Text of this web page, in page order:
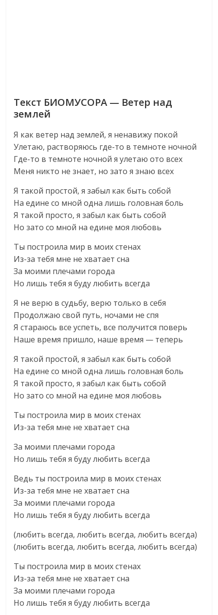
Текст БИОМУСОРА — Ветер над
землей
Я как ветер над землей, я ненавижу покой
Улетаю, растворяюсь где-то в темноте ночной
Где-то в темноте ночной я улетаю ото всех
Меня никто не знает, но зато я знаю всех
Я такой простой, я забыл как быть собой
На едине со мной одна лишь головная боль
Я такой просто, я забыл как быть собой
Но зато со мной на едине моя любовь
Ты построила мир в моих стенах
Из-за тебя мне не хватает сна
За моими плечами города
Но лишь тебя я буду любить всегда
Я не верю в судьбу, верю только в себя
Продолжаю свой путь, ночами не спя
Я стараюсь все успеть, все получится поверь
Наше время пришло, наше время — теперь
Я такой простой, я забыл как быть собой
На едине со мной одна лишь головная боль
Я такой просто, я забыл как быть собой
Но зато со мной на едине моя любовь
Ты построила мир в моих стенах
Из-за тебя мне не хватает сна
За моими плечами города
Но лишь тебя я буду любить всегда
Ведь ты построила мир в моих стенах
Из-за тебя мне не хватает сна
За моими плечами города
Но лишь тебя я буду любить всегда
(любить всегда, любить всегда, любить всегда)
(любить всегда, любить всегда, любить всегда)
Ты построила мир в моих стенах
Из-за тебя мне не хватает сна
За моими плечами города
Но лишь тебя я буду любить всегда